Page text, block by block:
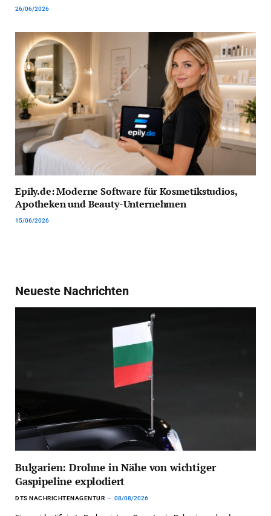
26/06/2026
Epily.de: Moderne Software für Kosmetikstudios,
Apotheken und Beauty-Unternehmen
15/06/2026
Neueste Nachrichten
Bulgarien: Drohne in Nähe von wichtiger
Gaspipeline explodiert
DTS NACHRICHTENAGENTUR 08/08/2026